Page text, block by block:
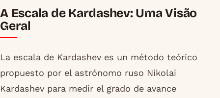
A Escala de Kardashev: Uma Visão
Geral
La escala de Kardashev es un método teórico
propuesto por el astrónomo ruso Nikolai
Kardashev para medir el grado de avance